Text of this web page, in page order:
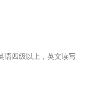
语四级以上， 英文读写